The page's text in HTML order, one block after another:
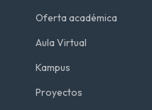
Oferta académica
Aula Virtual
Kampus
Proyectos